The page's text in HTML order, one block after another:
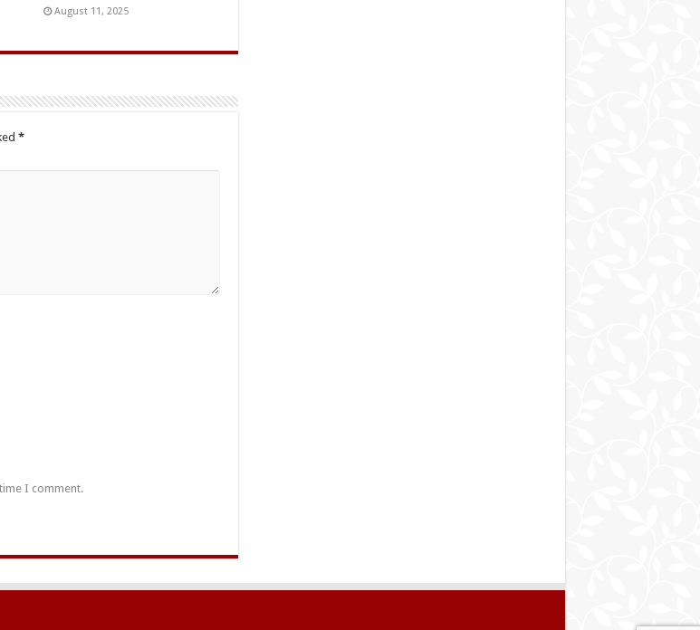
August 11, 2025
*
I comment.